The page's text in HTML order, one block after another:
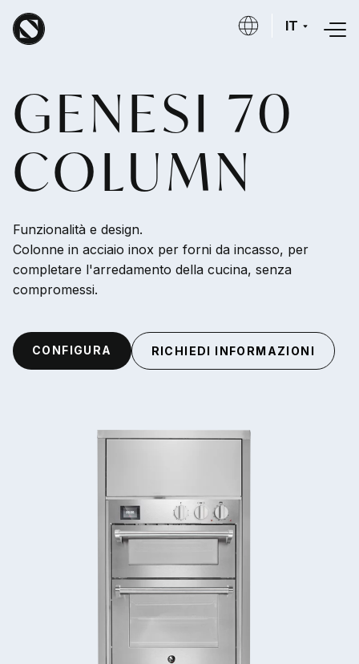
Salta al contenuto principale
IT
GENESI 70
COLUMN
Funzionalità e design.
Colonne in acciaio inox per forni da incasso, per
completare l'arredamento della cucina, senza
compromessi.
CONFIGURA RICHIEDI INFORMAZIONI